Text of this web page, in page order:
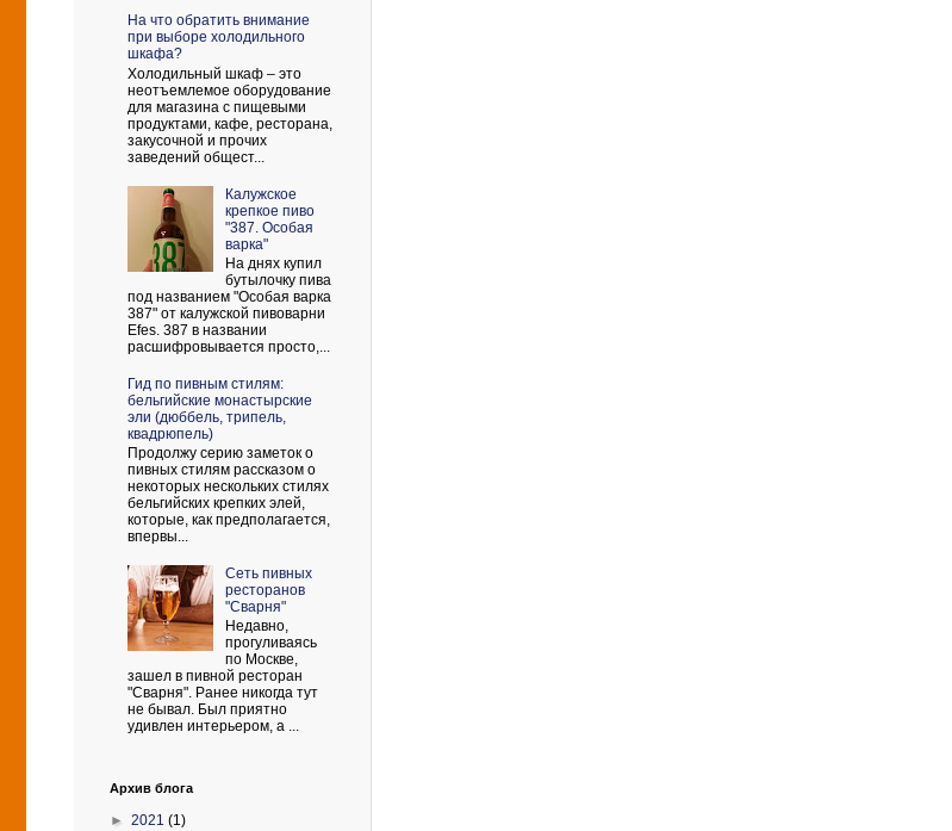
На что обратить внимание
при выборе холодильного
шкафа?
Холодильный шкаф – это
неотъемлемое оборудование
для магазина с пищевыми
продуктами, кафе, ресторана,
закусочной и прочих
заведений общест...
Калужское
крепкое пиво
"387. Особая
варка"
На днях купил
бутылочку пива
под названием "Особая варка
387" от калужской пивоварни
Efes. 387 в названии
расшифровывается просто,...
Гид по пивным стилям:
бельгийские монастырские
эли (дюббель, трипель,
квадрюпель)
Продолжу серию заметок о
пивных стилям рассказом о
некоторых нескольких стилях
бельгийских крепких элей,
которые, как предполагается,
впервы...
Сеть пивных
ресторанов
"Сварня"
Недавно,
прогуливаясь
по Москве,
зашел в пивной ресторан
"Сварня". Ранее никогда тут
не бывал. Был приятно
удивлен интерьером, а ...
Архив блога
► 2021 (1)